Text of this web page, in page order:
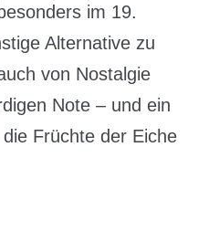
im 19.
Alternative zu
von Nostalgie
Note – und ein
Früchte der Eiche